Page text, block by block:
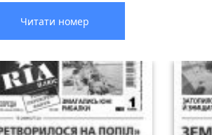
Читати номер